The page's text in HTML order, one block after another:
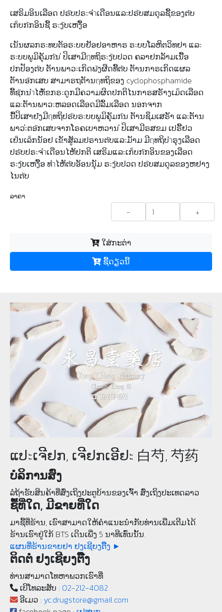
ເສຣິມອິນເລືອດ ປຣัບປຣะຈำເດືອນແລะປຣัບສມດຸລຊີັຂອງຕัບ
ເກ็ບກัກອິນຊີັ ຣะງัບເຫງືັອ
ເນັນຜລກຣะທບຕັອຣะບບຢັອຢອາຫາຣ ຣะບບໂລຫິຕວິທຢາ ແລะ
ຣะບບພູມິຄຸັມກัນ ່ປິເສາມີฤທຖິຣะງัບປວດ ຄລາຢກລັາມເນືັອ
ປກປັອງຕัບ ຕັານພາວะເກິດພัງຜືດທີັຕัບ ຕັານກາຣເກິດແຜລ
ຕັານອัກເສບ ສາມາຣຖຕັານฤທຖິຂອງ cyclophosphamide
ທີັຊัກນำໄຫັ່ຂກຣะດູກມີຄວາມຜິດປກຕິໄນກາຣສຣັາງເມ็ດເລືອດ
ແລะຕັານພາວะຫລອດເລືອດມີລິັມເລືອດ ນອກຈາກ
ນີັ່ປິເສາຢัງມີฤທຖິປຣัບຣะບບພູມິຄຸັມກัນ ຕັານຊຶມເສຣັາ ແລะຕັານ
ພາວะ່ຕອัກເສບຈາກໂຣຄເບາຫວານ ່ປິເສາມີຣສຂມ ເປຣີັຢວ
ເຢ็ນເລ็ກນັອຢ ເຂັາສູັລມປຣານຕัບແລะມັາມ ມີฤທຖິບำຣຸງເລືອດ
ປຣัບປຣะຈำເດືອນໄຫັປກຕິ ເສຣິມແລะເກ็ບກัກອິນຂອງເລືອດ
ຣะງัບເຫງືັອ ທำໄຫັຕัບອັອນນຸັມ ຣะງัບປວດ ປຣัບສມດຸລຂອງຫຢາງ
ໄນຕัບ
ລາຄາ
- +
ໃສ່ກະຕ່າ
ຊື້​ດຽວ​ນີ້
ແປะເຈີຢກ, ເຈີຢກເອີຢะ 白芍, 芍药
ບໍລິການສົ່ງ
ລໍຖ້າຮັບສິນຄ້າທີ່ສົ່ງເຖິງປະຕູບ້ານຂອງເຈົ້າ ສົ່ງເຖິງປະເທດລາວ
ຊື້ທີ່ໃດ, ມີຂາຍທີ່ໃດ
ມາຊື້ທີ່ຮ້ານ, ເຮົາສາມາດໃຫ້ຄໍາແນະນຳກັບທ່ານເພີ່ມເຕີມໄດ້.
ຮ້ານເຮົາຢູ່ໃກ້ BTS ເດິນເພີ່ງ 5 ນາທີເທົ່ນນັ້ນ.
ແຜນທີ່ຮ້ານຂາຍຢາ ຢງເຊີຍງຕຶ໊ງ ►
ຕິດຕໍ່ ຢງເຊີຍງຕຶ໊ງ
ທ່ານສາມາດໂທຫາພວກເຮົາທີ່
ເບີ​ໂທລະ​ສັບ : 02-212-4082
ອີເມວ : yc.drugstore@gmail.com